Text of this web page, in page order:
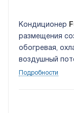
Кондиционер
размещения
обогревая,
воздушный
продуманным
Подробности